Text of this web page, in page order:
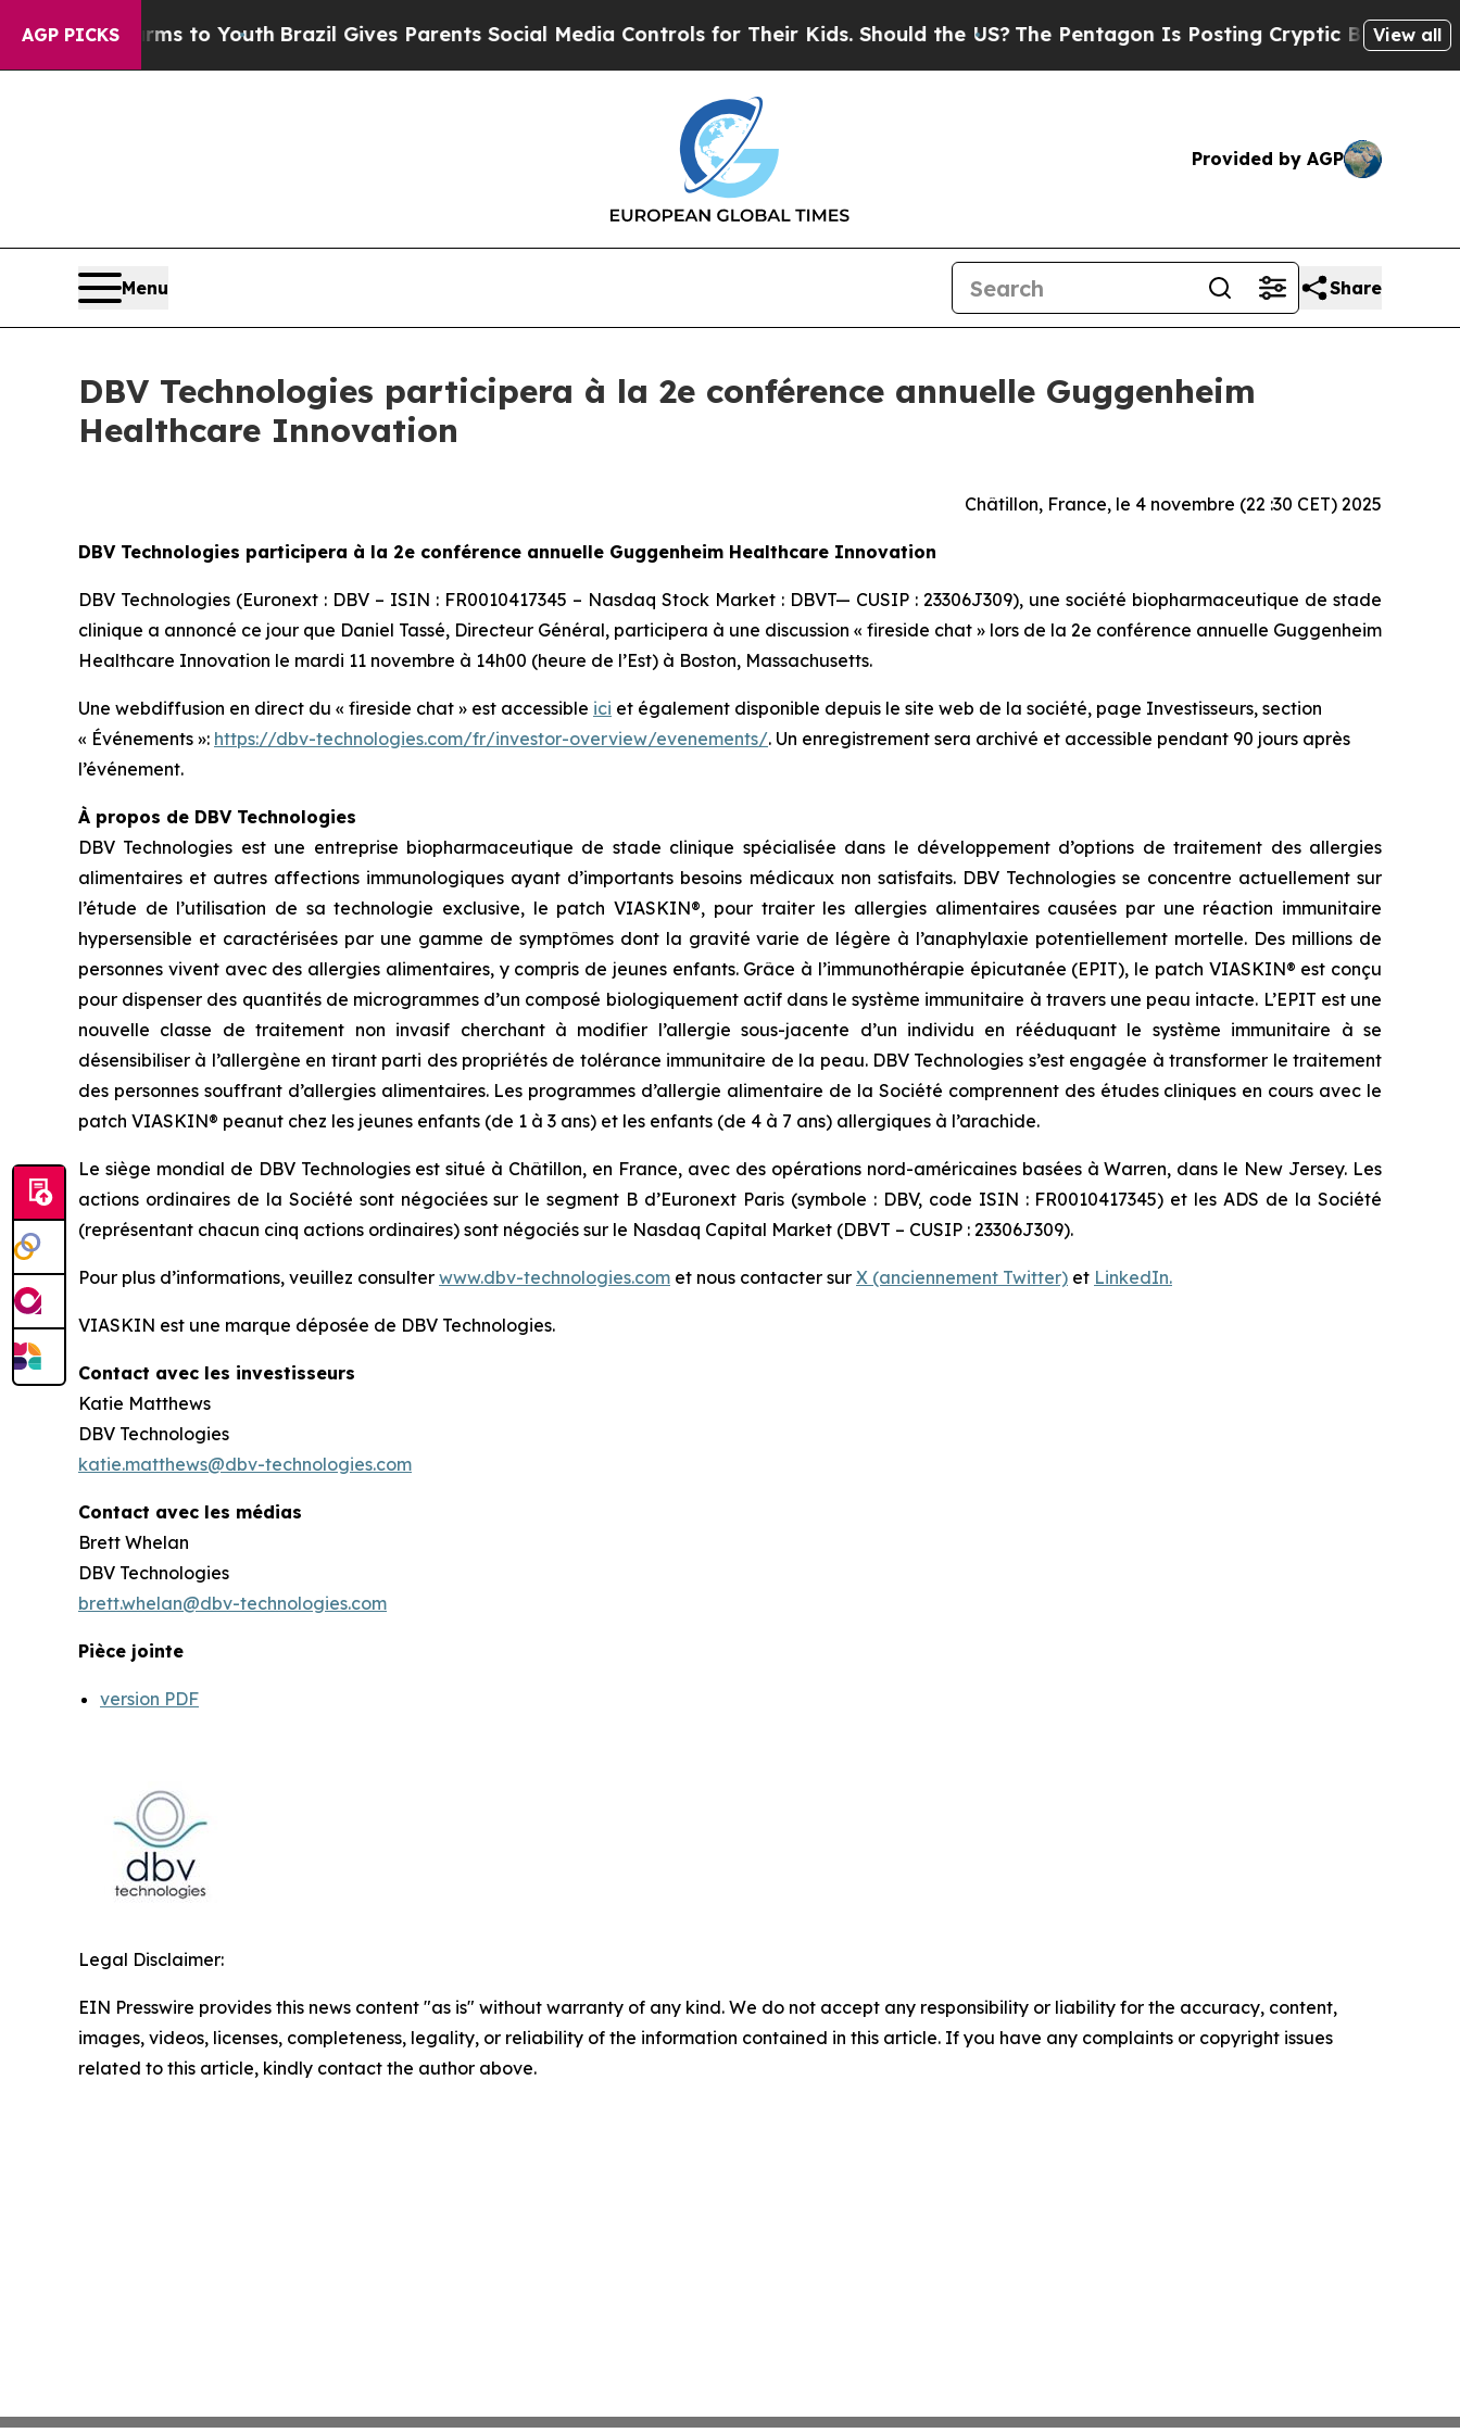
AGP PICKS
Harms to YouthBrazil Gives Parents Social Media Controls for Their Kids. Should the US?The Pentagon Is Posting Cryptic Biblical Messages
View all
Provided by AGP
Menu Share
DBV Technologies participera à la 2e conférence annuelle Guggenheim
Healthcare Innovation
Châtillon, France, le 4 novembre (22 :30 CET) 2025
DBV Technologies participera à la 2e conférence annuelle Guggenheim Healthcare Innovation
DBV Technologies (Euronext : DBV – ISIN : FR0010417345 – Nasdaq Stock Market : DBVT— CUSIP : 23306J309), une société biopharmaceutique de stade
clinique a annoncé ce jour que Daniel Tassé, Directeur Général, participera à une discussion « fireside chat » lors de la 2e conférence annuelle Guggenheim
Healthcare Innovation le mardi 11 novembre à 14h00 (heure de l’Est) à Boston, Massachusetts.
Une webdiffusion en direct du « fireside chat » est accessible ici et également disponible depuis le site web de la société, page Investisseurs, section
« Événements »: https://dbv-technologies.com/fr/investor-overview/evenements/. Un enregistrement sera archivé et accessible pendant 90 jours après
l’événement.
À propos de DBV Technologies
DBV Technologies est une entreprise biopharmaceutique de stade clinique spécialisée dans le développement d’options de traitement des allergies
alimentaires et autres affections immunologiques ayant d’importants besoins médicaux non satisfaits. DBV Technologies se concentre actuellement sur
l’étude de l’utilisation de sa technologie exclusive, le patch VIASKIN®, pour traiter les allergies alimentaires causées par une réaction immunitaire
hypersensible et caractérisées par une gamme de symptômes dont la gravité varie de légère à l’anaphylaxie potentiellement mortelle. Des millions de
personnes vivent avec des allergies alimentaires, y compris de jeunes enfants. Grâce à l’immunothérapie épicutanée (EPIT), le patch VIASKIN® est conçu
pour dispenser des quantités de microgrammes d’un composé biologiquement actif dans le système immunitaire à travers une peau intacte. L’EPIT est une
nouvelle classe de traitement non invasif cherchant à modifier l’allergie sous-jacente d’un individu en rééduquant le système immunitaire à se
désensibiliser à l’allergène en tirant parti des propriétés de tolérance immunitaire de la peau. DBV Technologies s’est engagée à transformer le traitement
des personnes souffrant d’allergies alimentaires. Les programmes d’allergie alimentaire de la Société comprennent des études cliniques en cours avec le
patch VIASKIN® peanut chez les jeunes enfants (de 1 à 3 ans) et les enfants (de 4 à 7 ans) allergiques à l’arachide.
Le siège mondial de DBV Technologies est situé à Châtillon, en France, avec des opérations nord-américaines basées à Warren, dans le New Jersey. Les
actions ordinaires de la Société sont négociées sur le segment B d’Euronext Paris (symbole : DBV, code ISIN : FR0010417345) et les ADS de la Société
(représentant chacun cinq actions ordinaires) sont négociés sur le Nasdaq Capital Market (DBVT – CUSIP : 23306J309).
Pour plus d’informations, veuillez consulter www.dbv-technologies.com et nous contacter sur X (anciennement Twitter) et LinkedIn.
VIASKIN est une marque déposée de DBV Technologies.
Contact avec les investisseurs
Katie Matthews
DBV Technologies
katie.matthews@dbv-technologies.com
Contact avec les médias
Brett Whelan
DBV Technologies
brett.whelan@dbv-technologies.com
Pièce jointe
version PDF
Legal Disclaimer:
EIN Presswire provides this news content "as is" without warranty of any kind. We do not accept any responsibility or liability for the accuracy, content,
images, videos, licenses, completeness, legality, or reliability of the information contained in this article. If you have any complaints or copyright issues
related to this article, kindly contact the author above.